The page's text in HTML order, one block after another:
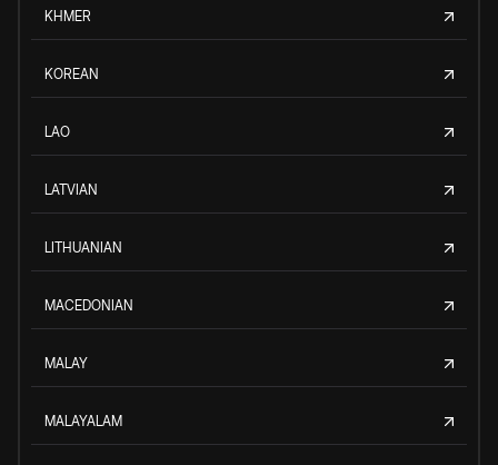
KHMER
KOREAN
LAO
LATVIAN
LITHUANIAN
MACEDONIAN
MALAY
MALAYALAM